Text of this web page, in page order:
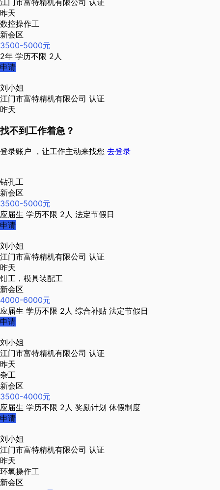
昨天
数控操作工
新会区
3500-5000元
2年 学历不限 2人
申请
刘小姐
江门市富特精机有限公司 认证
昨天
找不到工作着急？
登录账户 ，让工作主动来找您 去登录
钻孔工
新会区
3500-5000元
应届生 学历不限 2人 法定节假日
申请
刘小姐
江门市富特精机有限公司 认证
昨天
钳工，模具装配工
新会区
4000-6000元
应届生 学历不限 2人 综合补贴 法定节假日
申请
刘小姐
江门市富特精机有限公司 认证
昨天
杂工
新会区
3500-4000元
应届生 学历不限 2人 奖励计划 休假制度
申请
刘小姐
江门市富特精机有限公司 认证
昨天
环氧操作工
新会区